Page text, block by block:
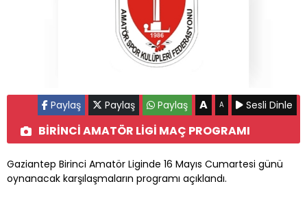
Paylaş Paylaş Paylaş A A Sesli Dinle
BİRİNCİ AMATÖR LİGİ MAÇ PROGRAMI
Gaziantep Birinci Amatör Liginde 16 Mayıs Cumartesi günü
oynanacak karşılaşmaların programı açıklandı.